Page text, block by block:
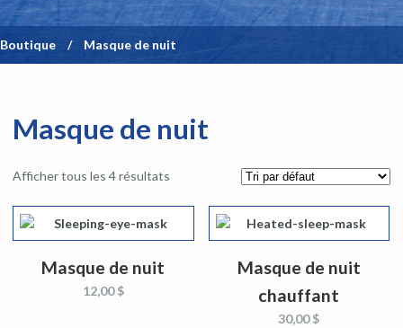
Boutique / Masque de nuit
Masque de nuit
Afficher tous les 4 résultats
Masque de nuit
12,00 $
Masque de nuit
chauffant
30,00 $